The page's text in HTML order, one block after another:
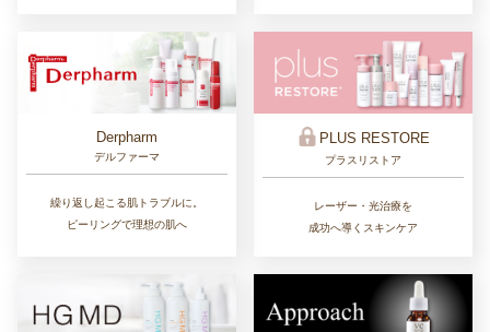
Derpharm
デルファーマ
繰り返し起こる肌トラブルに。
ピーリングで理想の肌へ
PLUS RESTORE
プラスリストア
レーザー・光治療を
成功へ導くスキンケア